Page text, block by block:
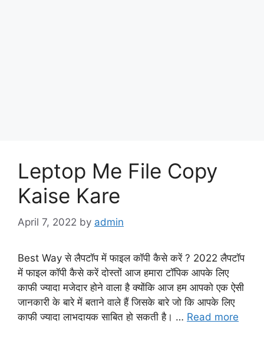
Leptop Me File Copy
Kaise Kare
April 7, 2022 by admin
Best Way से लैपटॉप में फाइल कॉपी कैसे करें ? 2022 लैपटॉप
में फाइल कॉपी कैसे करें दोस्तों आज हमारा टॉपिक आपके लिए
काफी ज्यादा मजेदार होने वाला है क्योंकि आज हम आपको एक ऐसी
जानकारी के बारे में बताने वाले हैं जिसके बारे जो कि आपके लिए
काफी ज्यादा लाभदायक साबित हो सकती है। … Read more